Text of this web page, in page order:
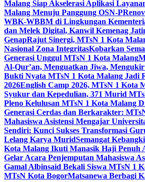
Malang Siap Akselerasi Aplikasi
Malang Menuju Panggung OSN-P
WBK-WBBM di Lingkungan
dan Melek Digital, Kanwil Kemenag
GenapRajut Sinergi, MTsN 1 Kota
Nasional Zona IntegritasKobarkan
Generasi Unggul MTsN 1 Kota Malang
Al-Qur’an, Menguatkan Jiwa,
Bukti Nyata MTsN 1 Kota Malang Jadi
2026English Camp 2026, MTsN 1 Kota
Syukur dan Kepedulian, 371 Murid
Pleno Kelulusan MTsN 1 Kota Malang
Generasi Cerdas dan Berkarakter:
Mahasiswa Asistensi Mengajar
Sendiri: Kunci Sukses Transformasi
Lelang Karya MuridSemangat
Kota Malang Ikuti Manasik Haji Penuh
Gelar Acara Penjemputan Mahasiswa
Gamal Albinsaid Bekali Siswa MTsN 1
MTsN Kota BogorMatsanewa Berbagi